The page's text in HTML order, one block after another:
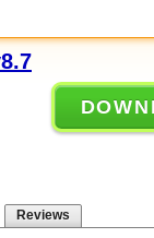
Reviews